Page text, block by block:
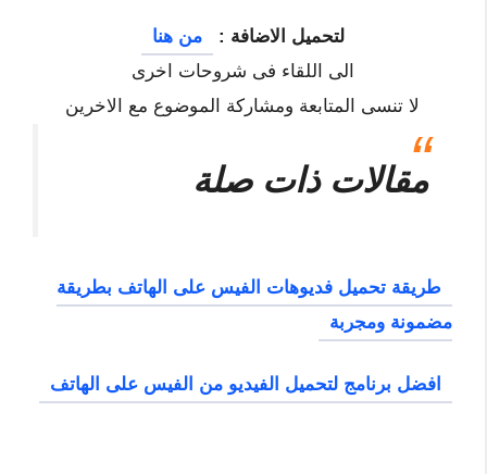
لتحميل الاضافة :
من هنا
الى اللقاء فى شروحات اخرى
لا تنسى المتابعة ومشاركة الموضوع مع الاخرين
مقالات ذات صلة
طريقة تحميل فديوهات الفيس على الهاتف بطريقة
مضمونة ومجربة
افضل برنامج لتحميل الفيديو من الفيس على الهاتف